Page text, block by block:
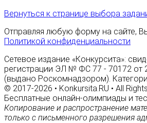
Вернуться к странице выбора
Отправляя любую форму на сайте,
Политикой конфиденциальности
Сетевое издание «Конкурсита»:
регистрации ЭЛ № ФС 77 - 70172 от
(выдано Роскомнадзором).
© 2017-2026 • Konkursita.RU • All
Бесплатные онлайн-олимпиады и
Копирование и распространение
только с письменного разрешения